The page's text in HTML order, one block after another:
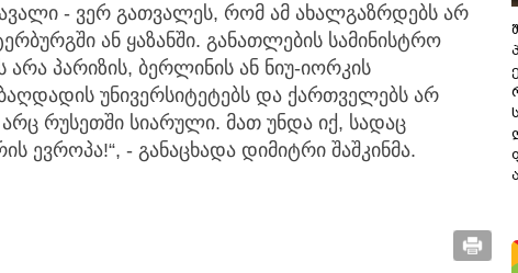
- ვერ გათვალეს, რომ ამ ახალგაზრდებს არ
ან ყაზანში. განათლების სამინისტრო
პარიზის, ბერლინის ან ნიუ-იორკის
უნივერსიტეტებს და ქართველებს არ
რუსეთში სიარული. მათ უნდა იქ, სადაც
ევროპა!“, - განაცხადა დიმიტრი შაშკინმა.